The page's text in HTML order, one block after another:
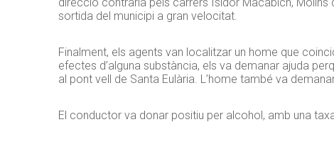
direcció contrària pels carrers Isidor Macabich, Molins
sortida del municipi a gran velocitat.
Finalment, els agents van localitzar un home que
efectes d’alguna substància, els va demanar ajuda
al pont vell de Santa Eulària. L’home també va
El conductor va donar positiu per alcohol, amb una